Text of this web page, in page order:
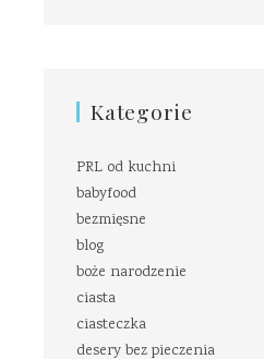
Kategorie
PRL od kuchni
babyfood
bezmięsne
blog
boże narodzenie
ciasta
ciasteczka
desery bez pieczenia